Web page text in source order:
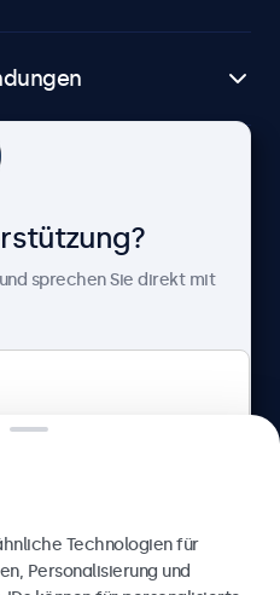
Zürich, Schweiz
sprechen Sie direkt mit
Technologien für
Personalisierung und